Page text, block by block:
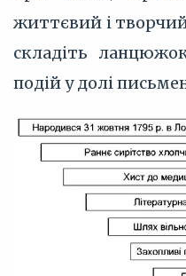
життєвий і
складіть
подій у долі